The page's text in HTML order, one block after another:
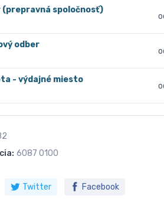
(prepravná spoločnosť)
odber
- výdajné miesto
6087 0100
Twitter Facebook